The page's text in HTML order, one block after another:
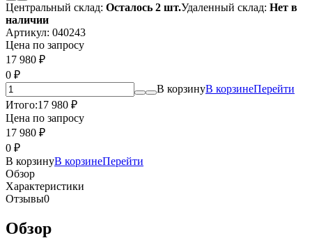
Центральный склад: Осталось 2 шт.Удаленный склад: Нет в
наличии
Артикул: 040243
Цена по запросу
17 980 ₽
0 ₽
В корзинуВ корзинеПерейти
Итого:17 980 ₽
Цена по запросу
17 980 ₽
0 ₽
В корзинуВ корзинеПерейти
Обзор
Характеристики
Отзывы0
Обзор